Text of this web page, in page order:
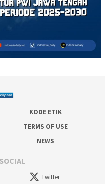
KODE ETIK
TERMS OF USE
NEWS
Twitter